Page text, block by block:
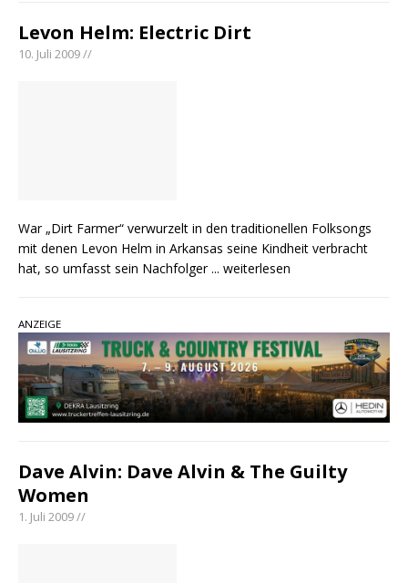
Levon Helm: Electric Dirt
10. Juli 2009 //
War „Dirt Farmer“ verwurzelt in den traditionellen Folksongs
mit denen Levon Helm in Arkansas seine Kindheit verbracht
hat, so umfasst sein Nachfolger ... weiterlesen
ANZEIGE
Dave Alvin: Dave Alvin & The Guilty
Women
1. Juli 2009 //